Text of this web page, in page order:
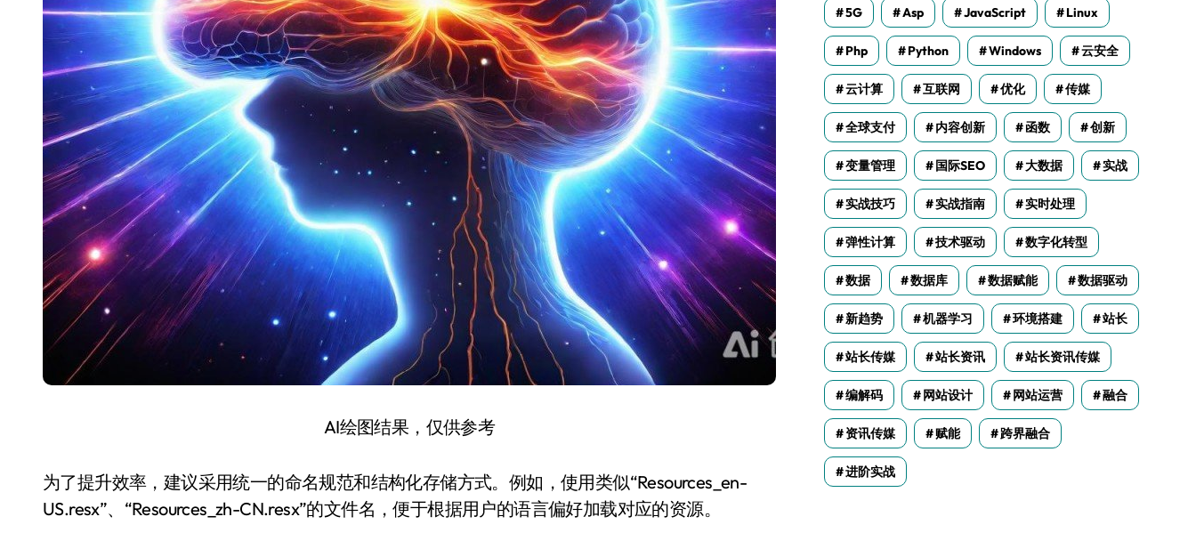
AI绘图结果，仅供参考
为了提升效率，建议采用统一的命名规范和结构化存储方式。例如，使用类似“Resources_en-
US.resx”、“Resources_zh-CN.resx”的文件名，便于根据用户的语言偏好加载对应的资源。
5G Asp JavaScript Linux
Php Python Windows 云安全
云计算 互联网 优化 传媒
全球支付 内容创新 函数 创新
变量管理 国际SEO 大数据 实战
实战技巧 实战指南 实时处理
弹性计算 技术驱动 数字化转型
数据 数据库 数据赋能 数据驱动
新趋势 机器学习 环境搭建 站长
站长传媒 站长资讯 站长资讯传媒
编解码 网站设计 网站运营 融合
资讯传媒 赋能 跨界融合
进阶实战